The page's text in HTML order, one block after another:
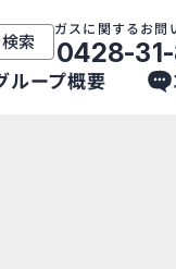
索
ガスに関するお問
0428-31-
ループ概要